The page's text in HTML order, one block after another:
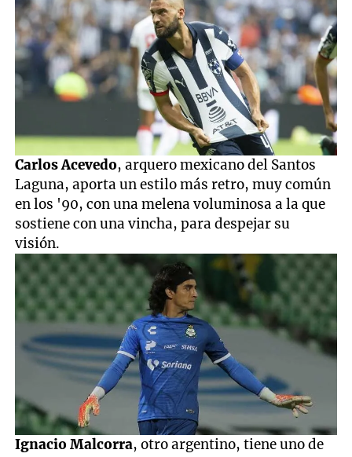
Carlos Acevedo, arquero mexicano del Santos
Laguna, aporta un estilo más retro, muy común
en los '90, con una melena voluminosa a la que
sostiene con una vincha, para despejar su
visión.
Ignacio Malcorra, otro argentino, tiene uno de